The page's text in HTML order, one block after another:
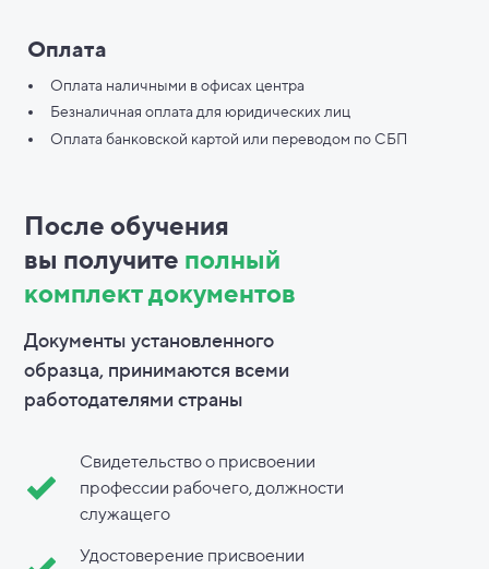
Оплата
Оплата наличными в офисах центра
Безналичная оплата для юридических лиц
Оплата банковской картой или переводом по СБП
После обучения
вы получите полный
комплект документов
Документы установленного
образца, принимаются всеми
работодателями страны
Свидетельство о присвоении
профессии рабочего, должности
служащего
Удостоверение присвоении